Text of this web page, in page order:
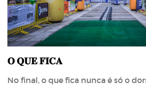
𝐎 𝐐𝐔𝐄 𝐅𝐈𝐂𝐀
No final, o que fica nunca é só o